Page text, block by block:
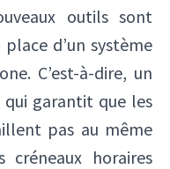
outils sont
d’un système
C’est-à-dire, un
garantit que les
pas au même
horaires